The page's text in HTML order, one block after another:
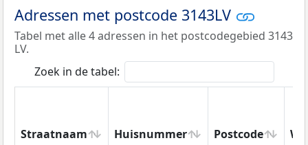
Adressen met postcode 3143LV
Tabel met alle 4 adressen in het postcodegebied 3143
LV.
Zoek in de tabel:
Straatnaam Huisnummer Postcode